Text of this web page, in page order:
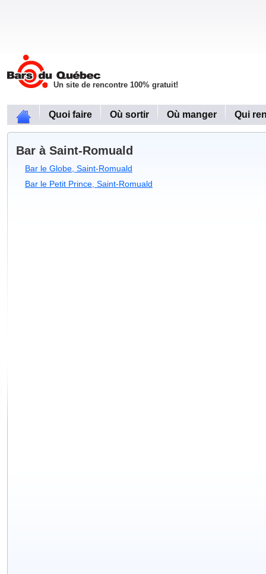
Un site de rencontre 100% gratuit!
Quoi faire Où sortir Où manger Qui
Bar à Saint-Romuald
Bar le Globe, Saint-Romuald
Bar le Petit Prince, Saint-Romuald